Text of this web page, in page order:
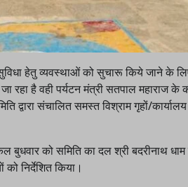
हेतु व्यवस्थाओं को सुचारू किये जाने के
रहा है वही पर्यटन मंत्री सतपाल
द्वारा संचालित समस्त विश्राम गृहों/
को समिति का दल श्री बदरीनाथ
निर्देशित किया।